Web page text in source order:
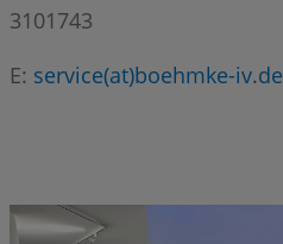
3101743
E: service(at)boehmke-iv.de